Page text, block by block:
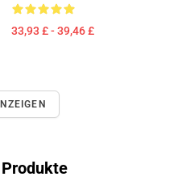
33,93 £ - 39,46 £